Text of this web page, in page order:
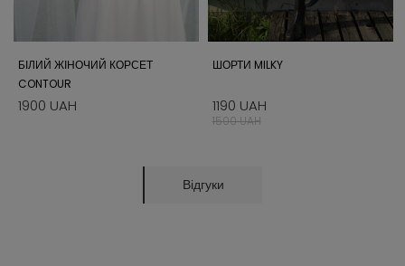
БІЛИЙ ЖІНОЧИЙ КОРСЕТ
CONTOUR
1900 UAH
ШОРТИ MILKY
1190 UAH
1500 UAH
Відгуки